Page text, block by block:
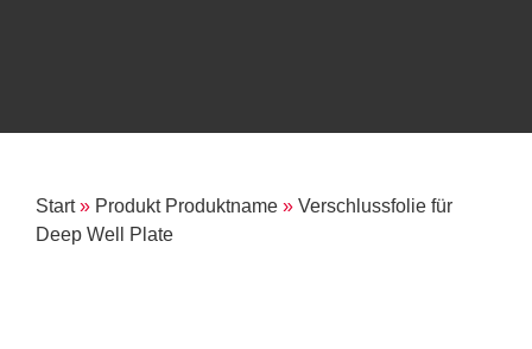
Start » Produkt Produktname » Verschlussfolie für
Deep Well Plate